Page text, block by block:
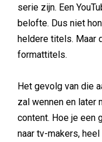
serie zijn. Een
belofte. Dus niet
heldere titels. Maar
formattitels.
Het gevolg van die
zal wennen en later
content. Hoe je een
naar tv-makers,